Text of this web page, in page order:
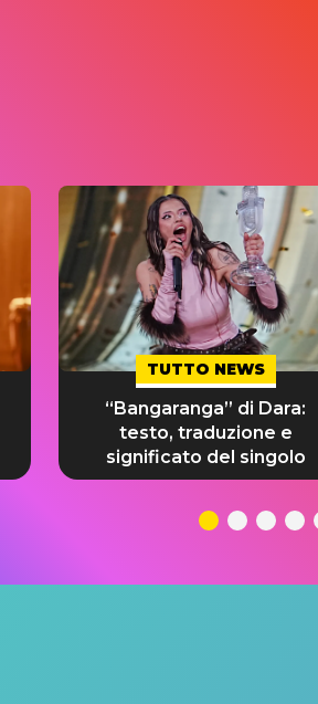
TUTTO NEWS
“Bangaranga” di Dara:
testo, traduzione e
significato del singolo